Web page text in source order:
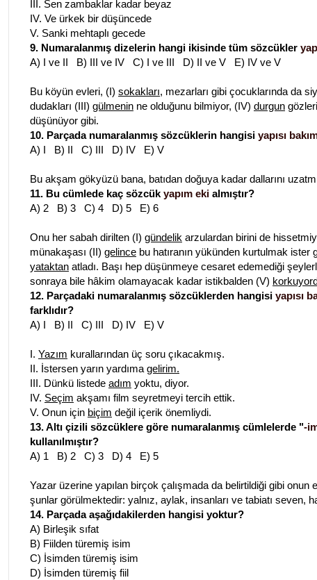
III. Sen zambaklar kadar beyaz
IV. Ve ürkek bir düşüncede
V. Sanki mehtaplı gecede
9. Numaralanmış dizelerin hangi ikisinde tüm sözcükler
A) I ve II B) III ve IV C) I ve III D) II ve V E) IV ve V
Bu köyün evleri, (I) sokakları, mezarları gibi çocuklarında da
dudakları (III) gülmenin ne olduğunu bilmiyor, (IV) durgun
düşünüyor gibi.
10. Parçada numaralanmış sözcüklerin hangisi yapısı
A) I B) II C) III D) IV E) V
Bu akşam gökyüzü bana, batıdan doğuya kadar dallarını
11. Bu cümlede kaç sözcük yapım eki almıştır?
A) 2 B) 3 C) 4 D) 5 E) 6
Onu her sabah dirilten (I) gündelik arzulardan birini de
münakaşası (II) gelince bu hatıranın yükünden kurtulmak ister
yataktan atladı. Başı hep düşünmeye cesaret edemediği
sonraya bile hâkim olamayacak kadar istikbalden (V)
12. Parçadaki numaralanmış sözcüklerden hangisi yapısı
farklıdır?
A) I B) II C) III D) IV E) V
I. Yazım kurallarından üç soru çıkacakmış.
II. İstersen yarın yardıma gelirim.
III. Dünkü listede adım yoktu, diyor.
IV. Seçim akşamı film seyretmeyi tercih ettik.
V. Onun için biçim değil içerik önemliydi.
13. Altı çizili sözcüklere göre numaralanmış cümlelerde "-
kullanılmıştır?
A) 1 B) 2 C) 3 D) 4 E) 5
Yazar üzerine yapılan birçok çalışmada da belirtildiği gibi onun
şunlar görülmektedir: yalnız, aylak, insanları ve tabiatı seven,
14. Parçada aşağıdakilerden hangisi yoktur?
A) Birleşik sıfat
B) Fiilden türemiş isim
C) İsimden türemiş isim
D) İsimden türemiş fiil